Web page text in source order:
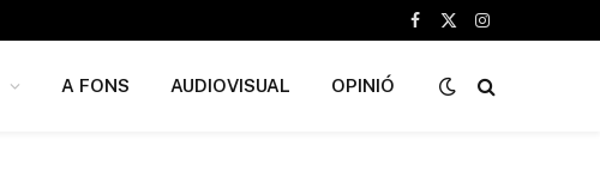
Facebook
X
Instagram
A FONS AUDIOVISUAL OPINIÓ